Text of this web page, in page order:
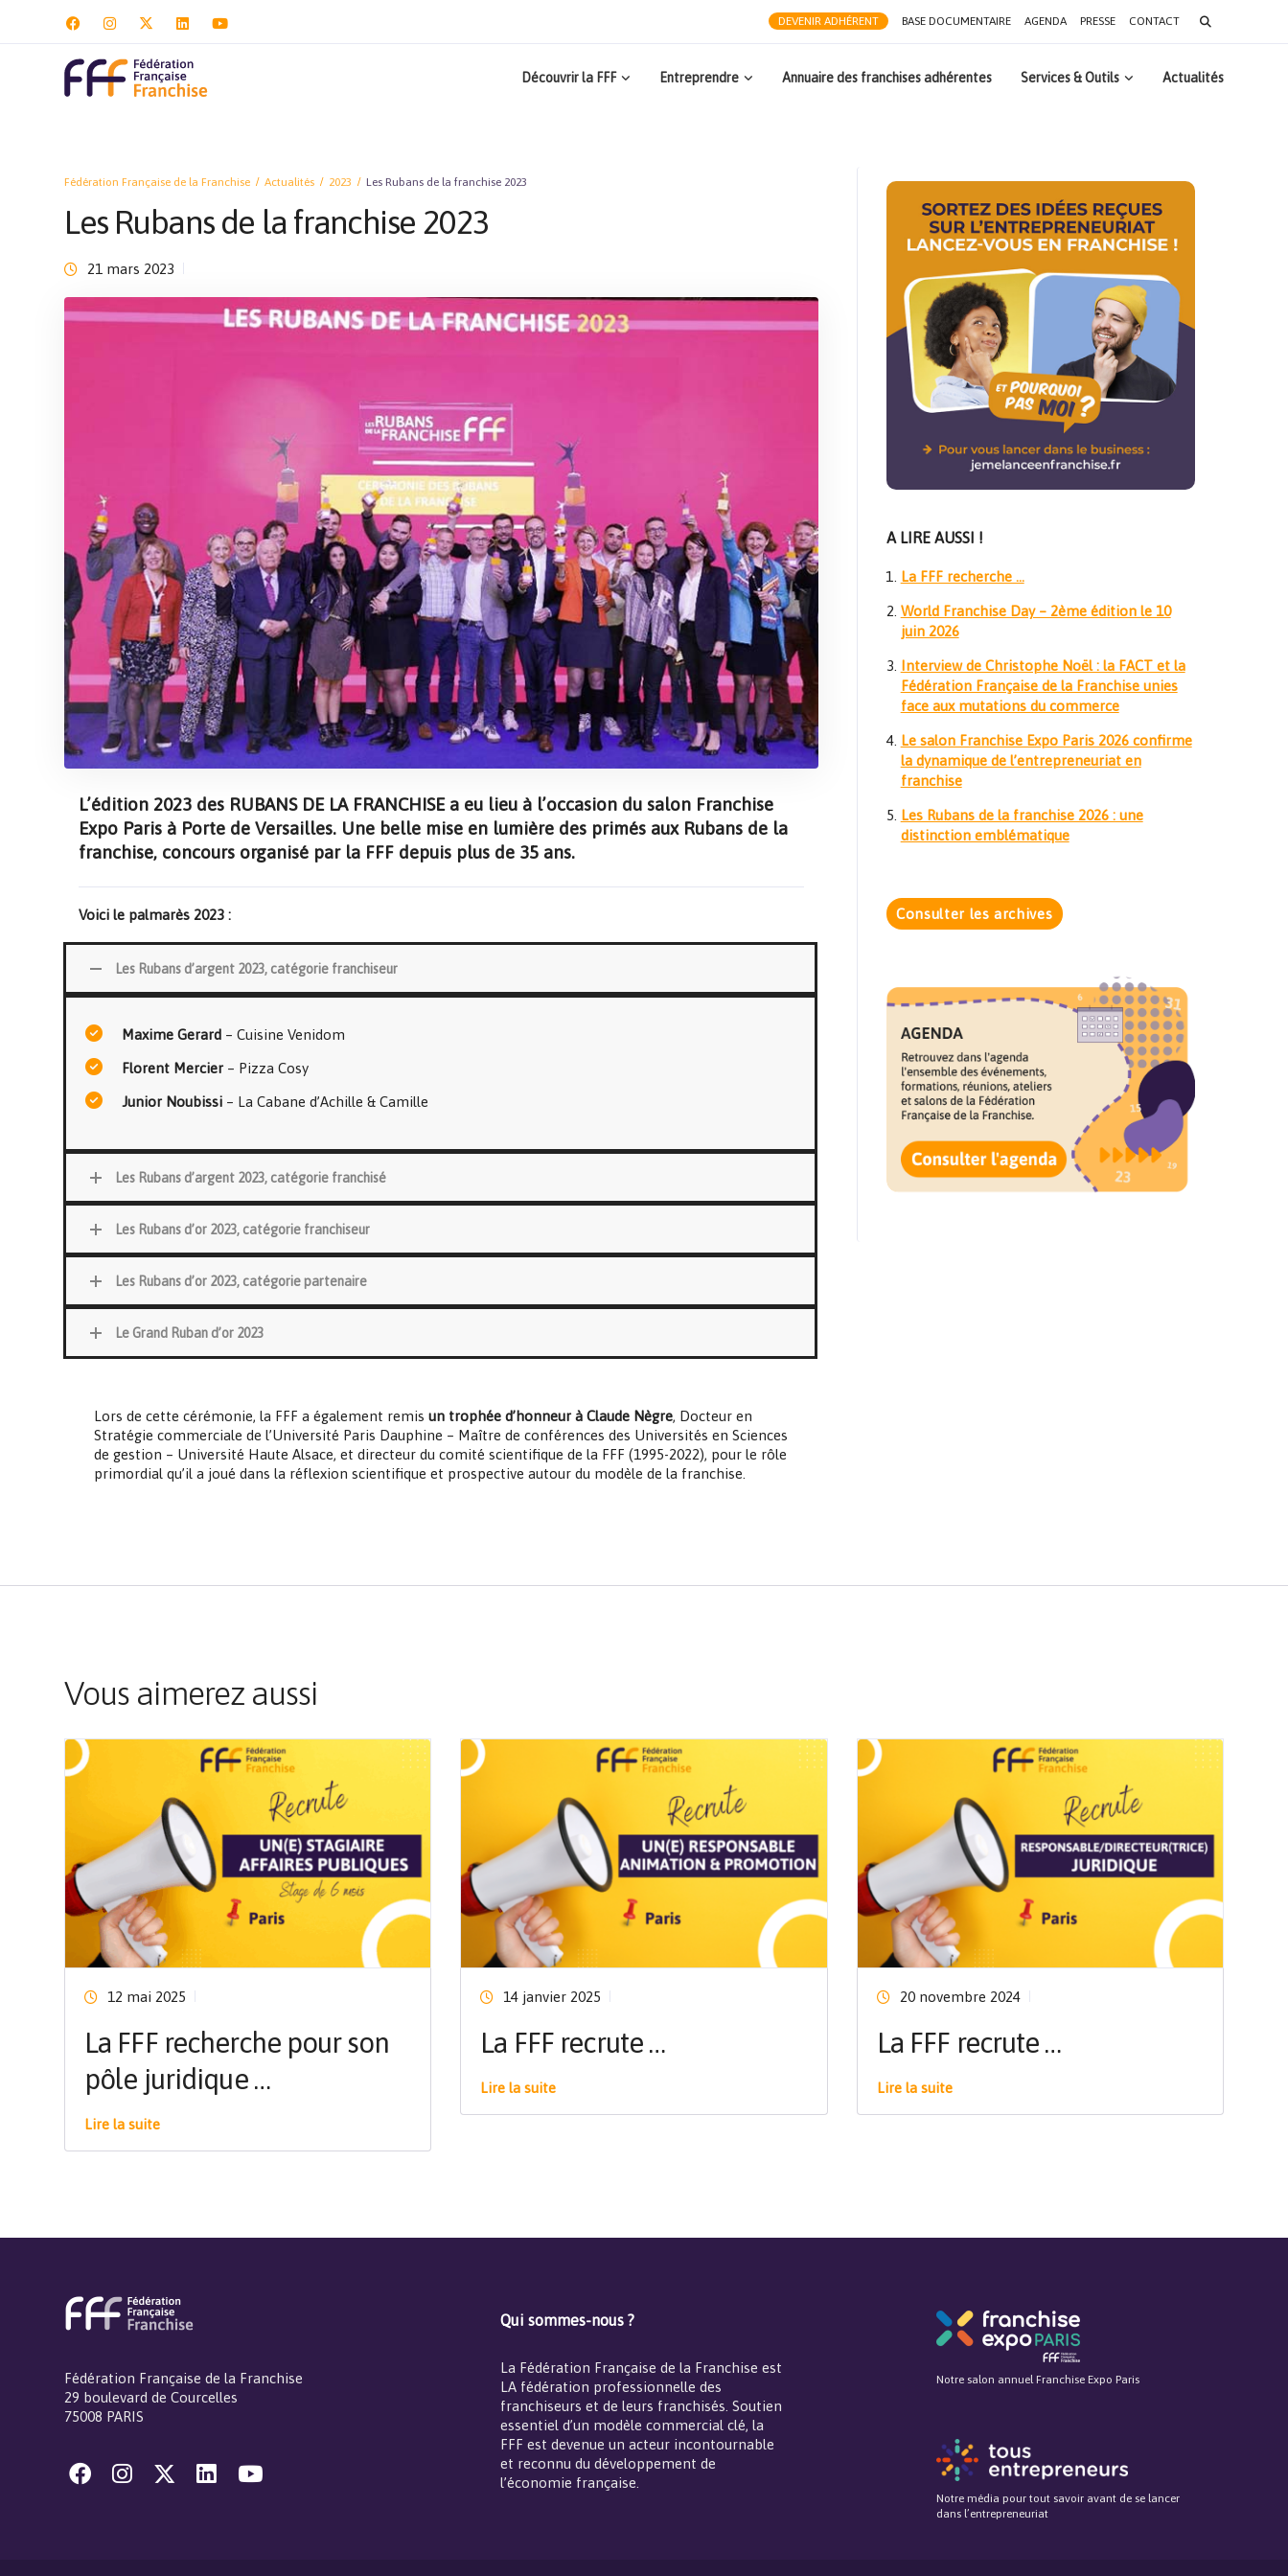
DEVENIR ADHÉRENT BASE DOCUMENTAIRE AGENDA PRESSE CONTACT
Search
for:
Découvrir la FFF Entreprendre Annuaire des franchises adhérentes Services & Outils Actualités
Fédération Française de la Franchise Actualités 2023 Les Rubans de la franchise 2023
Les Rubans de la franchise 2023
21 mars 2023
L’édition 2023 des RUBANS DE LA FRANCHISE a eu lieu à l’occasion du salon Franchise
Expo Paris à Porte de Versailles. Une belle mise en lumière des primés aux Rubans de la
franchise, concours organisé par la FFF depuis plus de 35 ans.
Voici le palmarès 2023 :
Les Rubans d’argent 2023, catégorie franchiseur
Maxime Gerard – Cuisine Venidom
Florent Mercier– Pizza Cosy
Junior Noubissi – La Cabane d’Achille & Camille
Les Rubans d’argent 2023, catégorie franchisé
Les Rubans d’or 2023, catégorie franchiseur
Les Rubans d’or 2023, catégorie partenaire
Le Grand Ruban d’or 2023
Lors de cette cérémonie, la FFF a également remis un trophée d’honneur à Claude Nègre, Docteur en
Stratégie commerciale de l’Université Paris Dauphine – Maître de conférences des Universités en Sciences
de gestion – Université Haute Alsace, et directeur du comité scientifique de la FFF (1995-2022), pour le rôle
primordial qu’il a joué dans la réflexion scientifique et prospective autour du modèle de la franchise.
A LIRE AUSSI !
La FFF recherche …
World Franchise Day – 2ème édition le 10
juin 2026
Interview de Christophe Noël : la FACT et la
Fédération Française de la Franchise unies
face aux mutations du commerce
Le salon Franchise Expo Paris 2026 confirme
la dynamique de l’entrepreneuriat en
franchise
Les Rubans de la franchise 2026 : une
distinction emblématique
Consulter les archives
Vous aimerez aussi
12 mai 2025
La FFF recherche pour son
pôle juridique …
Lire la suite
14 janvier 2025
La FFF recrute …
Lire la suite
20 novembre 2024
La FFF recrute …
Lire la suite
Fédération Française de la Franchise
29 boulevard de Courcelles
75008 PARIS
Qui sommes-nous ?
La Fédération Française de la Franchise est
LA fédération professionnelle des
franchiseurs et de leurs franchisés. Soutien
essentiel d’un modèle commercial clé, la
FFF est devenue un acteur incontournable
et reconnu du développement de
l’économie française.
Notre salon annuel Franchise Expo Paris
Notre média pour tout savoir avant de se lancer
dans l’entrepreneuriat